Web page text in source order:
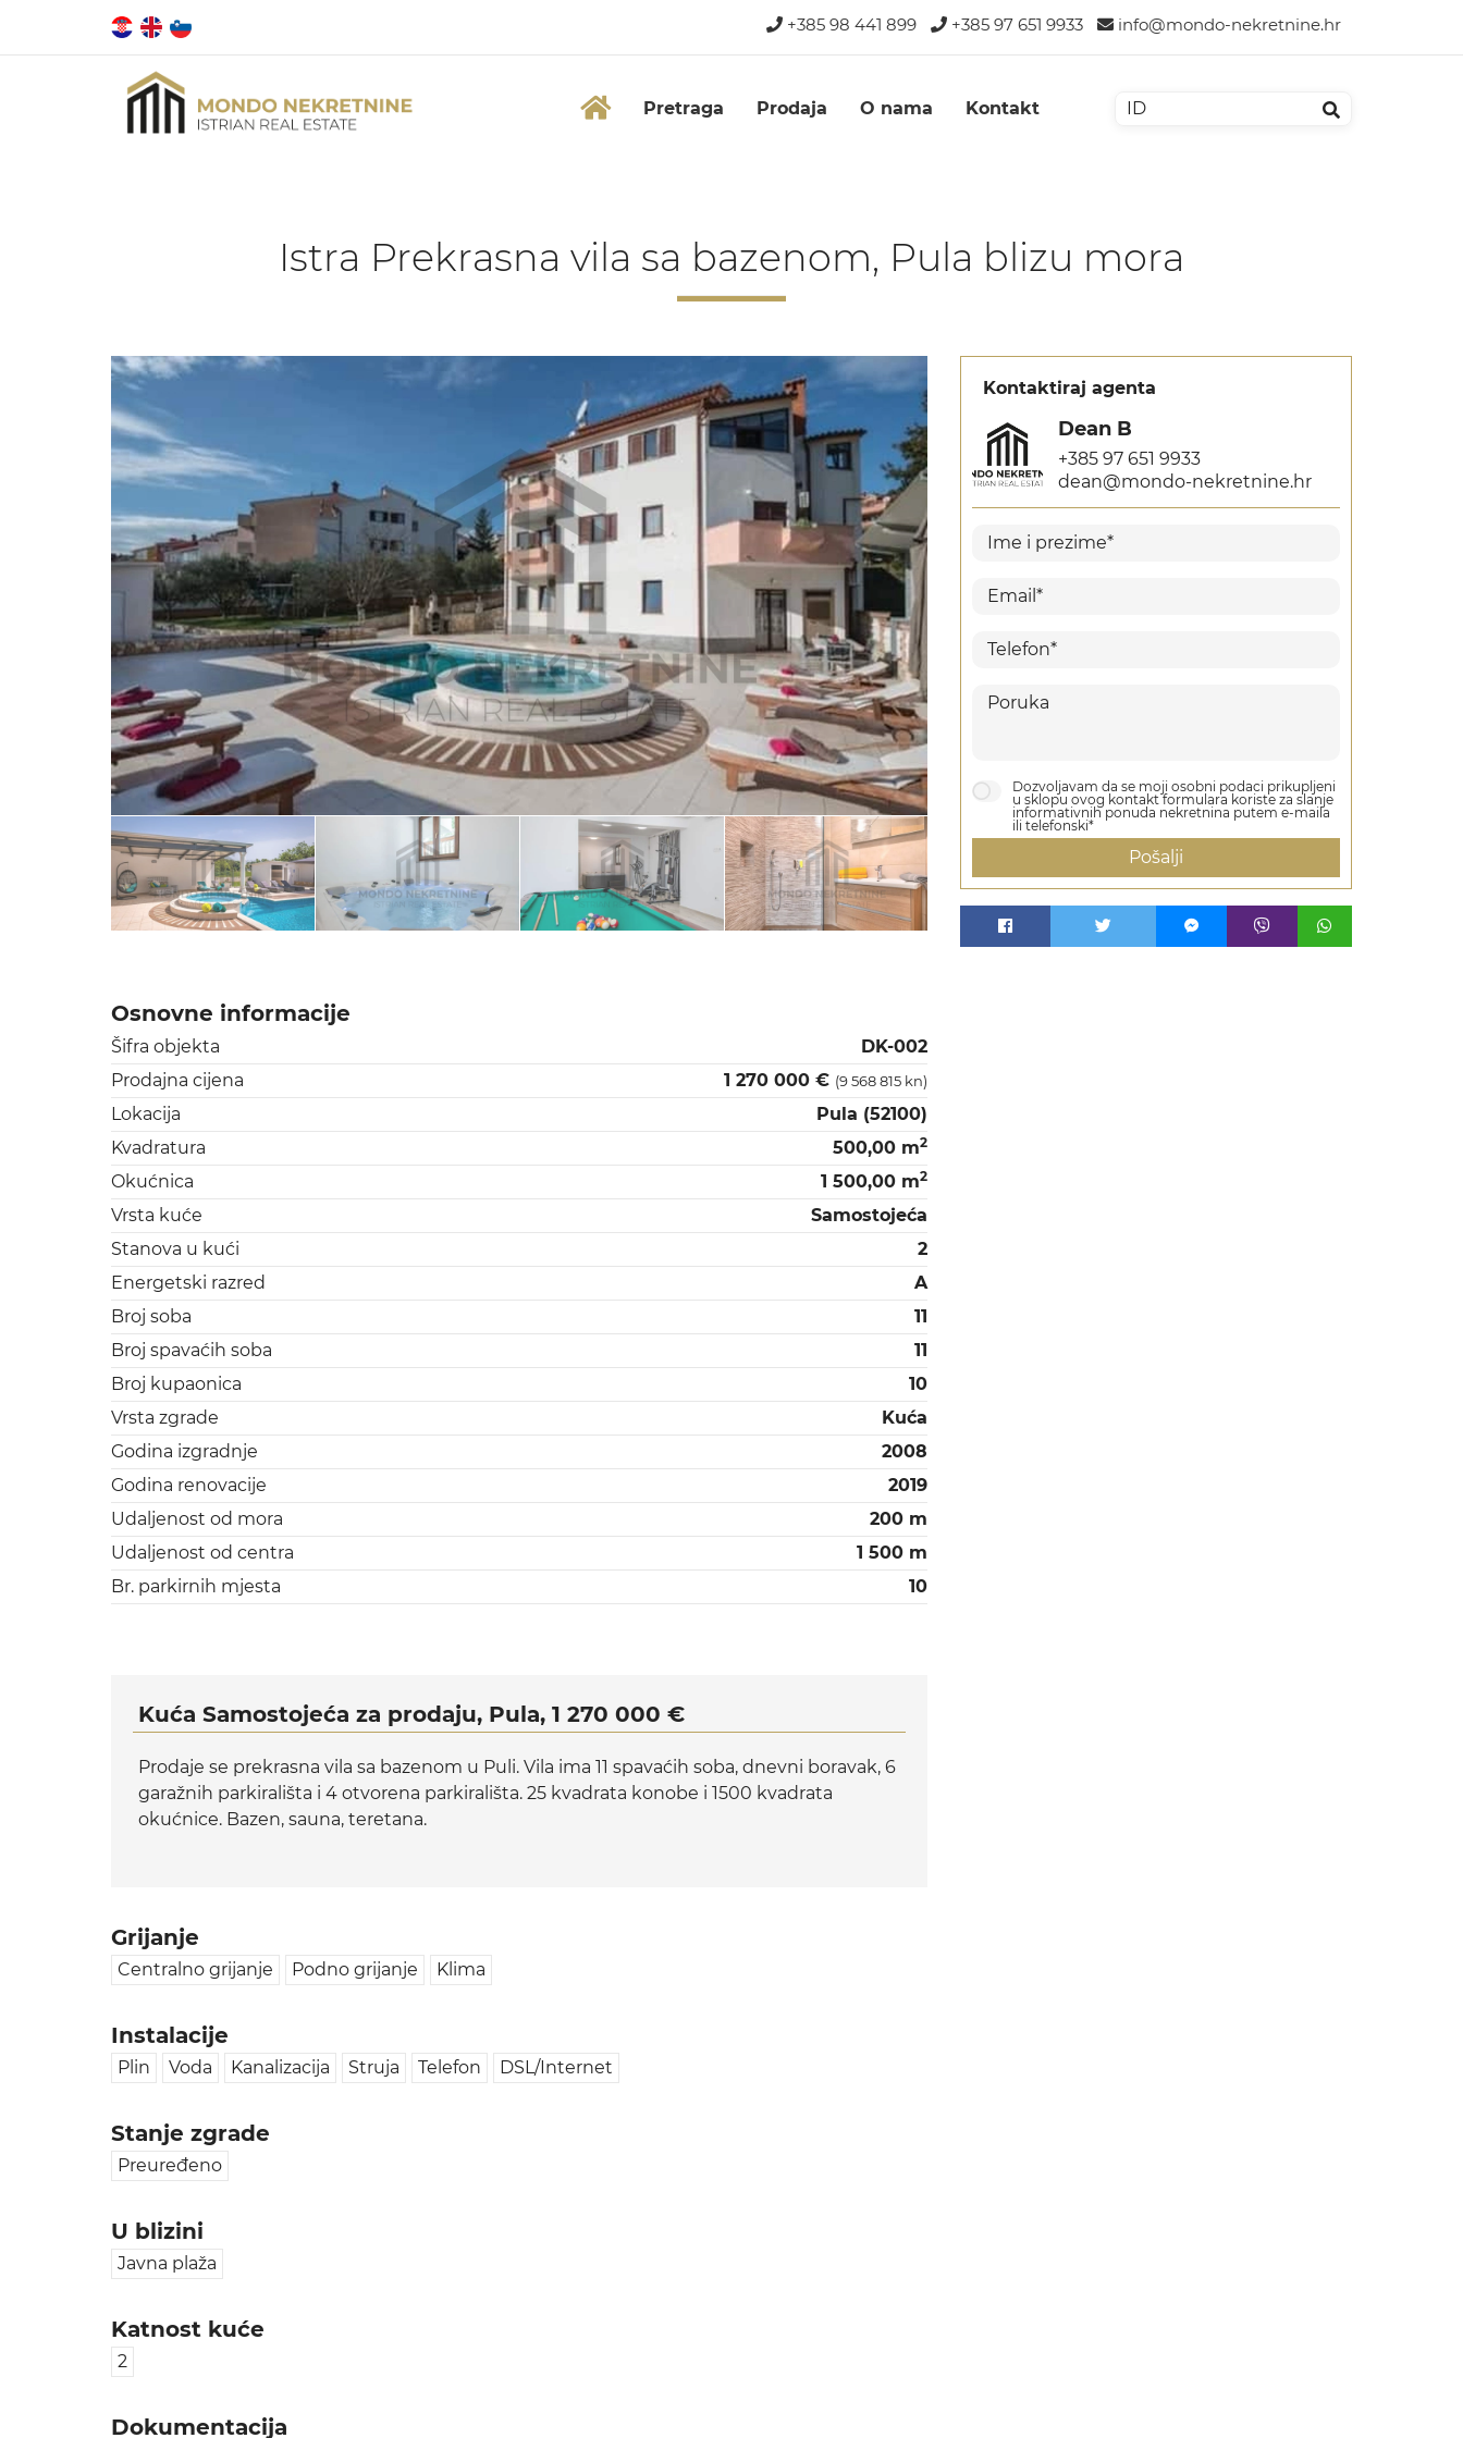
+385 98 441 899 +385 97 651 9933 info@mondo-nekretnine.hr
Pretraga Prodaja O nama Kontakt
Istra Prekrasna vila sa bazenom, Pula blizu mora
Osnovne informacije
Šifra objekta
DK-002
Prodajna cijena
1 270 000 € (9 568 815 kn)
Lokacija
Pula (52100)
Kvadratura
500,00 m2
Okućnica 1 500,00 m2
Vrsta kuće
Samostojeća
Stanova u kući
2
Energetski razred
A
Broj soba
11
Broj spavaćih soba
11
Broj kupaonica
10
Vrsta zgrade
Kuća
Godina izgradnje
2008
Godina renovacije
2019
Udaljenost od mora
200 m
Udaljenost od centra
1 500 m
Br. parkirnih mjesta
10
Kuća Samostojeća za prodaju, Pula, 1 270 000 €
Prodaje se prekrasna vila sa bazenom u Puli. Vila ima 11 spavaćih soba, dnevni boravak, 6
garažnih parkirališta i 4 otvorena parkirališta. 25 kvadrata konobe i 1500 kvadrata
okućnice. Bazen, sauna, teretana.
Grijanje
Centralno grijanje Podno grijanje Klima
Instalacije
Plin Voda Kanalizacija Struja Telefon DSL/Internet
Stanje zgrade
Preuređeno
U blizini
Javna plaža
Katnost kuće
2
Dokumentacija
Kontaktiraj agenta
Dean B
+385 97 651 9933
dean@mondo-nekretnine.hr
Dozvoljavam da se moji osobni podaci prikupljeni
u sklopu ovog kontakt formulara koriste za slanje
informativnih ponuda nekretnina putem e-maila
ili telefonski*
Pošalji